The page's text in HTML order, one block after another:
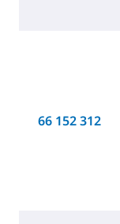
66 152 312